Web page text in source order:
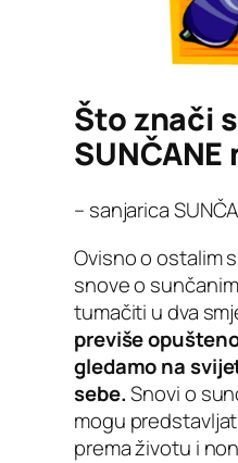
Što znači
– sanjarica
Ovisno o ostalim
snove o
tumačiti u dva
previše
gledamo na
sebe.Snovi o
mogu
prema životu i